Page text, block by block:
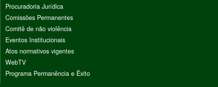
Procuradoria Jurídica
Comissões Permanentes
Comitê de não violência
Eventos Institucionais
Atos normativos vigentes
WebTV
Programa Permanência e Êxito